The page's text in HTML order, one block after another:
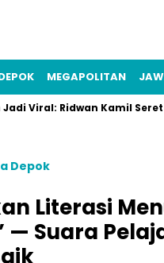
MEGAPOLITAN
Viral: Ridwan Kamil
Depok
Literasi
— Suara